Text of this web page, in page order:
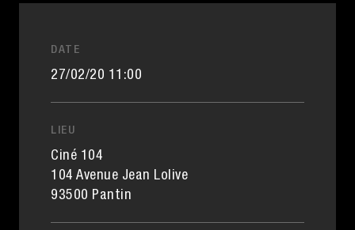
DATE
27/02/20 11:00
LIEU
Ciné 104
104 Avenue Jean Lolive
93500 Pantin